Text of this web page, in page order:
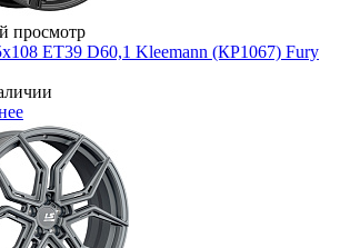
просмотр
ET39 D60,1 Kleemann (КР1067) Fury